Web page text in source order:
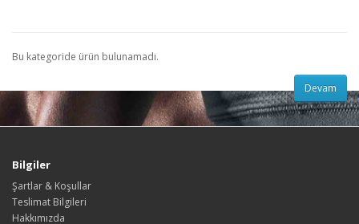
Bu kategoride ürün bulunamadı.
Devam
Bilgiler
Şartlar & Koşullar
Teslimat Bilgileri
Hakkımızda